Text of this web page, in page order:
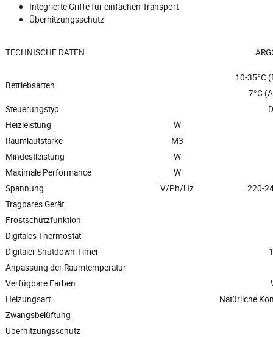
Integrierte Griffe für einfachen Transport
Überhitzungsschutz
TECHNISCHE DATEN
Betriebsarten
10-35°C
7°C
Steuerungstyp
Heizleistung
W
Raumlautstärke
M3
Mindestleistung
W
Maximale Performance
W
Spannung
V/Ph/Hz
220-
Tragbares Gerät
Frostschutzfunktion
Digitales Thermostat
Digitaler Shutdown-Timer
Anpassung der Raumtemperatur
Verfügbare Farben
Heizungsart
Natürliche
Zwangsbelüftung
Überhitzungsschutz